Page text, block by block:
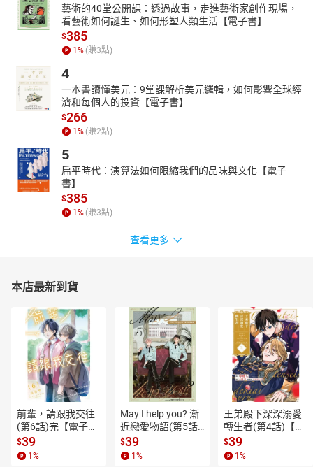
藝術的40堂公開課：透過故事，走進藝術家創作現場，
看藝術如何誕生、如何形塑人類生活【電子書】
$385
1% (賺3點)
4
一本書讀懂美元：9堂課解析美元邏輯，如何影響全球經
濟和每個人的投資【電子書】
$266
1% (賺2點)
5
扁平時代：演算法如何限縮我們的品味與文化【電子
書】
$385
1% (賺3點)
查看更多
本店最新到貨
前輩，請跟我交往
(第6話)完【電子
書】
$39
1 %
May I help you? 漸
近戀愛物語(第5話)
【電子書】
$39
1 %
王弟殿下深深溺愛
轉生者(第4話)【電
子書】
$39
1 %